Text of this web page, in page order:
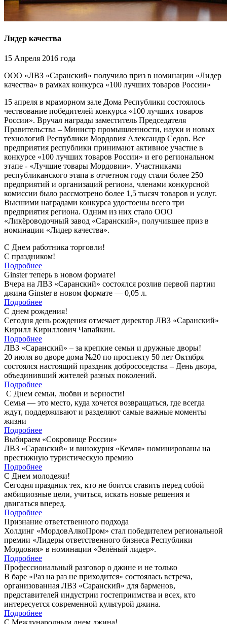
Лидер качества
15 Апреля 2016 года
ООО «ЛВЗ «Саранский» получило приз в номинации «Лидер
качества» в рамках конкурса «100 лучших товаров России»
15 апреля в мраморном зале Дома Республики состоялось
чествование победителей конкурса «100 лучших товаров
России». Вручал награды заместитель Председателя
Правительства – Министр промышленности, науки и новых
технологий Республики Мордовия Александр Седов. Все
предприятия республики принимают активное участие в
конкурсе «100 лучших товаров России» и его региональном
этапе - «Лучшие товары Мордовии». Участниками
республиканского этапа в отчетном году стали более 250
предприятий и организаций региона, членами конкурсной
комиссии было рассмотрено более 1,5 тысяч товаров и услуг.
Высшими наградами конкурса удостоены всего три
предприятия региона. Одним из них стало ООО
«Ликёроводочный завод «Саранский», получившее приз в
номинации «Лидер качества».
С Днем работника торговли!
С праздником!
Подробнее
Ginster теперь в новом формате!
Вчера на ЛВЗ «Саранский» состоялся розлив первой партии
джина Ginster в новом формате — 0,05 л.
Подробнее
С днем рождения!
Сегодня день рождения отмечает директор ЛВЗ «Саранский»
Кирилл Кириллович Чапайкин.
Подробнее
ЛВЗ «Саранский» – за крепкие семьи и дружные дворы!
20 июля во дворе дома №20 по проспекту 50 лет Октября
состоялся настоящий праздник добрососедства – День двора,
объединивший жителей разных поколений.
Подробнее
С Днем семьи, любви и верности!
Семья — это место, куда хочется возвращаться, где всегда
ждут, поддерживают и разделяют самые важные моменты
жизни
Подробнее
Выбираем «Сокровище России»
ЛВЗ «Саранский» и винокурня «Кемля» номинированы на
престижную туристическую премию
Подробнее
С Днем молодежи!
Сегодня праздник тех, кто не боится ставить перед собой
амбициозные цели, учиться, искать новые решения и
двигаться вперед.
Подробнее
Признание ответственного подхода
Холдинг «МордовАлкоПром» стал победителем региональной
премии «Лидеры ответственного бизнеса Республики
Мордовия» в номинации «Зелёный лидер».
Подробнее
Профессиональный разговор о джине и не только
В баре «Раз на раз не приходится» состоялась встреча,
организованная ЛВЗ «Саранский» для барменов,
представителей индустрии гостеприимства и всех, кто
интересуется современной культурой джина.
Подробнее
С Международным днем джина!